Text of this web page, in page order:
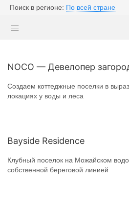
Поиск в регионе: По всей стране
NOCO — Девелопер
Создаем коттеджные поселки в
локациях у воды и леса
Bayside Residence
Клубный поселок на Можайском
собственной береговой линией